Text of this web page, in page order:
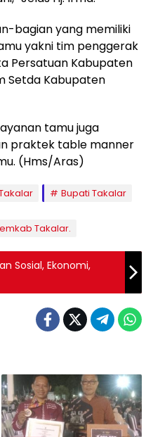
bagian yang memiliki
yakni tim penggerak
Persatuan Kabupaten
Setda Kabupaten
tamu juga
praktek table manner
(Hms/Aras)
Bupati Takalar
Takalar.
Sosial, Ekonomi,